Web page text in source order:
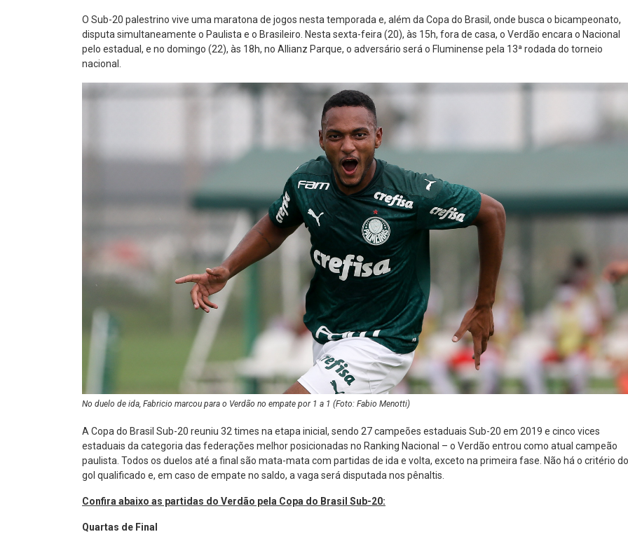
O Sub-20 palestrino vive uma maratona de jogos nesta temporada e, além da Copa do Brasil, onde busca o bicampeonato,
disputa simultaneamente o Paulista e o Brasileiro. Nesta sexta-feira (20), às 15h, fora de casa, o Verdão encara o Nacional
pelo estadual, e no domingo (22), às 18h, no Allianz Parque, o adversário será o Fluminense pela 13ª rodada do torneio
nacional.
No duelo de ida, Fabricio marcou para o Verdão no empate por 1 a 1 (Foto: Fabio Menotti)
A Copa do Brasil Sub-20 reuniu 32 times na etapa inicial, sendo 27 campeões estaduais Sub-20 em 2019 e cinco vices
estaduais da categoria das federações melhor posicionadas no Ranking Nacional – o Verdão entrou como atual campeão
paulista. Todos os duelos até a final são mata-mata com partidas de ida e volta, exceto na primeira fase. Não há o critério do
gol qualificado e, em caso de empate no saldo, a vaga será disputada nos pênaltis.
Confira abaixo as partidas do Verdão pela Copa do Brasil Sub-20:
Quartas de Final